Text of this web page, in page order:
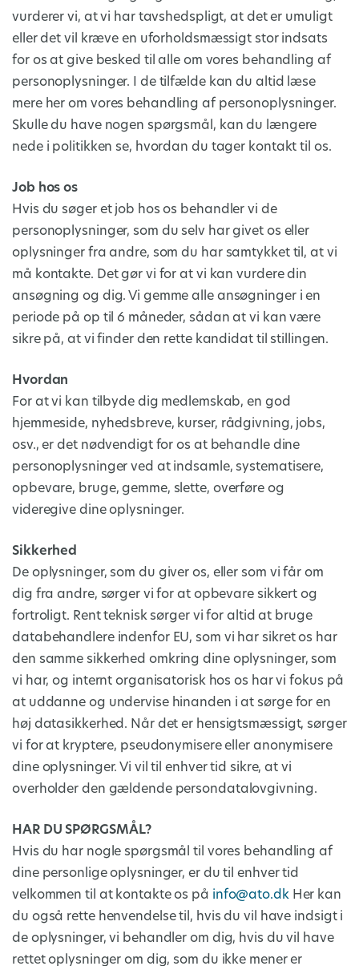
vurderer vi, at vi har tavshedspligt, at det er umuligt
eller det vil kræve en uforholdsmæssigt stor indsats
for os at give besked til alle om vores behandling af
personoplysninger. I de tilfælde kan du altid læse
mere her om vores behandling af personoplysninger.
Skulle du have nogen spørgsmål, kan du længere
nede i politikken se, hvordan du tager kontakt til os.
Job hos os
Hvis du søger et job hos os behandler vi de
personoplysninger, som du selv har givet os eller
oplysninger fra andre, som du har samtykket til, at vi
må kontakte. Det gør vi for at vi kan vurdere din
ansøgning og dig. Vi gemme alle ansøgninger i en
periode på op til 6 måneder, sådan at vi kan være
sikre på, at vi finder den rette kandidat til stillingen.
Hvordan
For at vi kan tilbyde dig medlemskab, en god
hjemmeside, nyhedsbreve, kurser, rådgivning, jobs,
osv., er det nødvendigt for os at behandle dine
personoplysninger ved at indsamle, systematisere,
opbevare, bruge, gemme, slette, overføre og
videregive dine oplysninger.
Sikkerhed
De oplysninger, som du giver os, eller som vi får om
dig fra andre, sørger vi for at opbevare sikkert og
fortroligt. Rent teknisk sørger vi for altid at bruge
databehandlere indenfor EU, som vi har sikret os har
den samme sikkerhed omkring dine oplysninger, som
vi har, og internt organisatorisk hos os har vi fokus på
at uddanne og undervise hinanden i at sørge for en
høj datasikkerhed. Når det er hensigtsmæssigt, sørger
vi for at kryptere, pseudonymisere eller anonymisere
dine oplysninger. Vi vil til enhver tid sikre, at vi
overholder den gældende persondatalovgivning.
HAR DU SPØRGSMÅL?
Hvis du har nogle spørgsmål til vores behandling af
dine personlige oplysninger, er du til enhver tid
velkommen til at kontakte os på info@ato.dkHer kan
du også rette henvendelse til, hvis du vil have indsigt i
de oplysninger, vi behandler om dig, hvis du vil have
rettet oplysninger om dig, som du ikke mener er